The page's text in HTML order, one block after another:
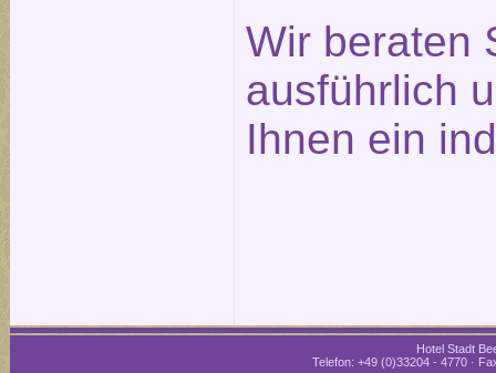
Wir beraten
ausführlich
Ihnen ein
Hotel Stadt
Telefon: +49 (0)33204 - 4770 ·